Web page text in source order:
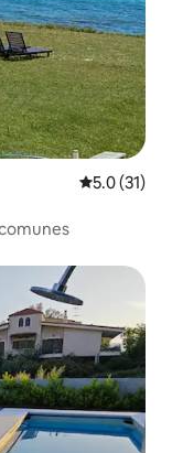
Calificación
5.0 (31)